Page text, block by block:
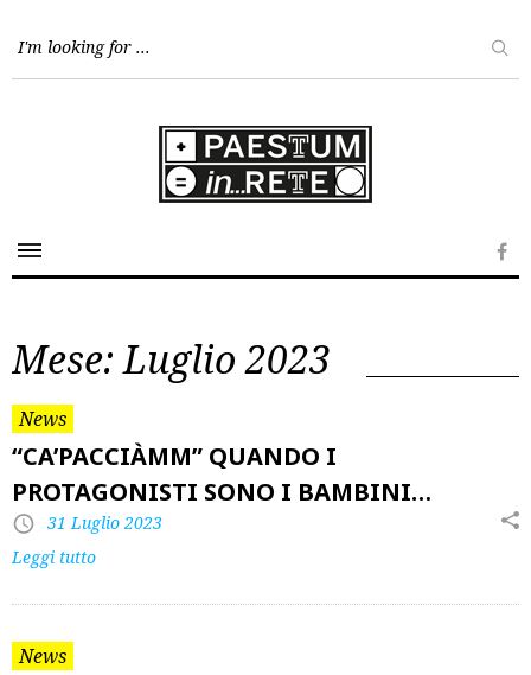
Mese:Luglio 2023
News
“CA’PACCIÀMM” QUANDO I
PROTAGONISTI SONO I BAMBINI…
31 Luglio 2023
Leggi tutto
News